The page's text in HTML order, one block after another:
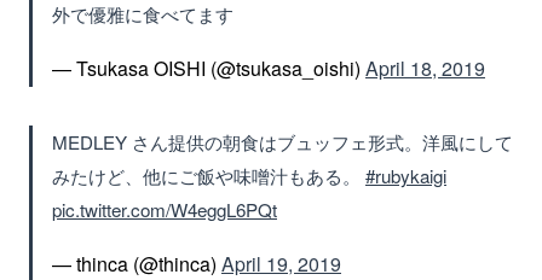
外で優雅に食べてます
— Tsukasa OISHI (@tsukasa_oishi) April 18, 2019
MEDLEY さん提供の朝食はブュッフェ形式。洋風にして
みたけど、他にご飯や味噌汁もある。 #rubykaigi
pic.twitter.com/W4eggL6PQt
— thinca (@thinca) April 19, 2019